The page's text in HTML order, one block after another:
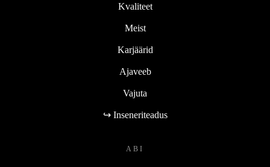
Kvaliteet
Meist
Karjäärid
Ajaveeb
Vajuta
↪ Inseneriteadus
ABI